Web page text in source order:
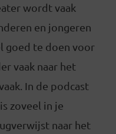
wordt vaak
en jongeren
goed te doen voor
vaak naar het
In de podcast
zoveel in je
naar het